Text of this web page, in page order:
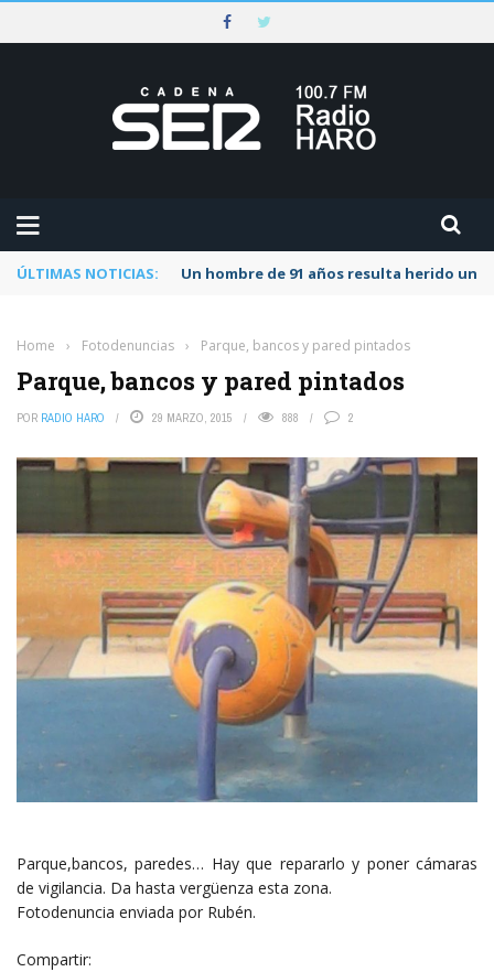
ÚLTIMAS NOTICIAS: Un hombre de 91 años resulta herido
Home › Fotodenuncias › Parque, bancos y pared pintados
Parque, bancos y pared pintados
POR RADIO HARO 29 MARZO, 2015 888 2
Parque,bancos, paredes… Hay que repararlo y poner cámaras
de vigilancia. Da hasta vergüenza esta zona.
Fotodenuncia enviada por Rubén.
Compartir: